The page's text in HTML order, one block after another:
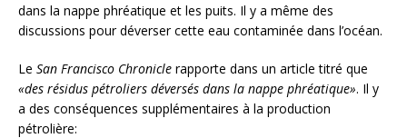
dans la nappe phréatique et les puits. Il y a même des
discussions pour déverser cette eau contaminée dans l’océan.
Le San Francisco Chronicle rapporte dans un article titré que
«des résidus pétroliers déversés dans la nappe phréatique». Il y
a des conséquences supplémentaires à la production
pétrolière: